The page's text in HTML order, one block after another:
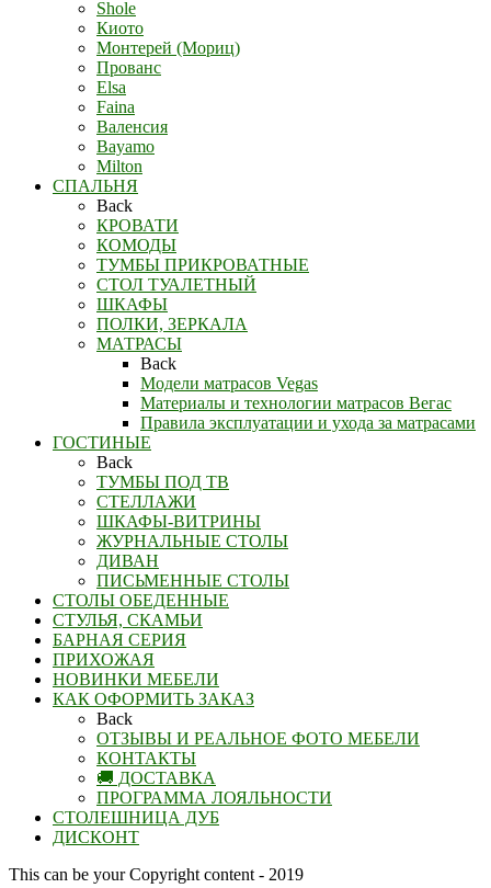
Shole
Киото
Монтерей (Мориц)
Прованс
Elsa
Faina
Валенсия
Bayamo
Milton
СПАЛЬНЯ
Back
КРОВАТИ
КОМОДЫ
ТУМБЫ ПРИКРОВАТНЫЕ
СТОЛ ТУАЛЕТНЫЙ
ШКАФЫ
ПОЛКИ, ЗЕРКАЛА
МАТРАСЫ
Back
Модели матрасов Vegas
Материалы и технологии матрасов Вегас
Правила эксплуатации и ухода за матрасами
ГОСТИНЫЕ
Back
ТУМБЫ ПОД ТВ
СТЕЛЛАЖИ
ШКАФЫ-ВИТРИНЫ
ЖУРНАЛЬНЫЕ СТОЛЫ
ДИВАН
ПИСЬМЕННЫЕ СТОЛЫ
СТОЛЫ ОБЕДЕННЫЕ
СТУЛЬЯ, СКАМЬИ
БАРНАЯ СЕРИЯ
ПРИХОЖАЯ
НОВИНКИ МЕБЕЛИ
КАК ОФОРМИТЬ ЗАКАЗ
Back
ОТЗЫВЫ И РЕАЛЬНОЕ ФОТО МЕБЕЛИ
КОНТАКТЫ
🚚 ДОСТАВКА
ПРОГРАММА ЛОЯЛЬНОСТИ
СТОЛЕШНИЦА ДУБ
ДИСКОНТ
This can be your Copyright content - 2019